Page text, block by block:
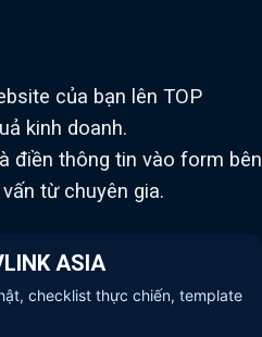
của bạn lên TOP
kinh doanh.
điền thông tin vào form bên
từ chuyên gia.
ASIA
checklist thực chiến, template